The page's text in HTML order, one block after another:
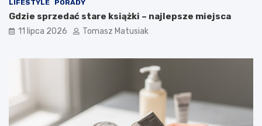
LIFESTYLE PORADY
Gdzie sprzedać stare książki – najlepsze miejsca
11 lipca 2026 Tomasz Matusiak